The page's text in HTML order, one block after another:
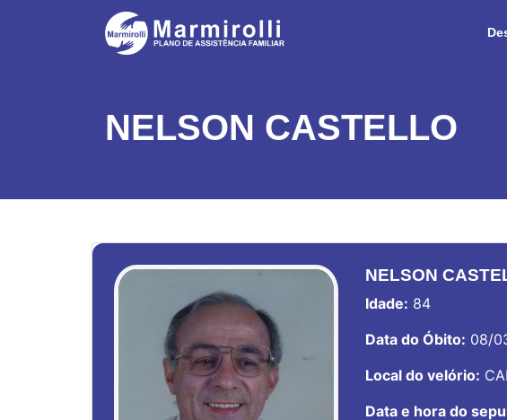
NELSON CASTELLO
NELSON
Idade: 84
Data do Óbito: 08/
Local do velório:
Data e hora do